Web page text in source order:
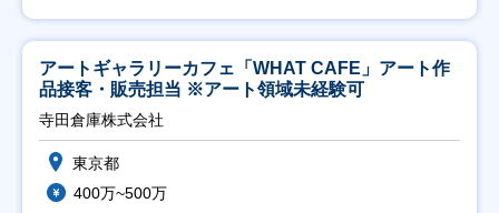
アートギャラリーカフェ「WHAT CAFE」アート作
品接客・販売担当 ※アート領域未経験可
寺田倉庫株式会社
東京都
400万~500万